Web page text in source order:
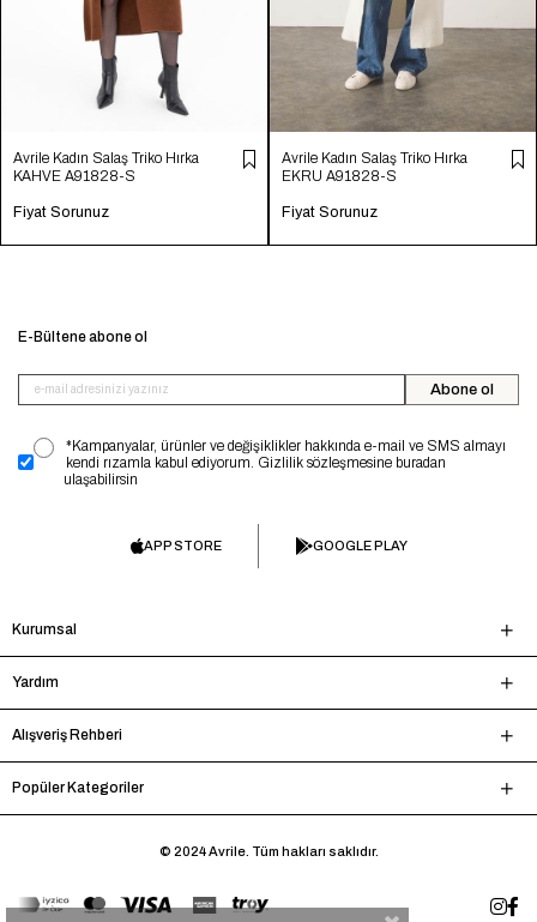
Avrile Kadın Salaş Triko Hırka
KAHVE A91828-S
Fiyat Sorunuz
Avrile Kadın Salaş Triko Hırka
EKRU A91828-S
Fiyat Sorunuz
E-Bültene abone ol
Abone ol
*Kampanyalar, ürünler ve değişiklikler hakkında e-mail ve SMS almayı
kendi rızamla kabul ediyorum. Gizlilik sözleşmesine buradan
ulaşabilirsin
APP STORE GOOGLE PLAY
Kurumsal
Yardım
Alışveriş Rehberi
Popüler Kategoriler
© 2024 Avrile. Tüm hakları saklıdır.